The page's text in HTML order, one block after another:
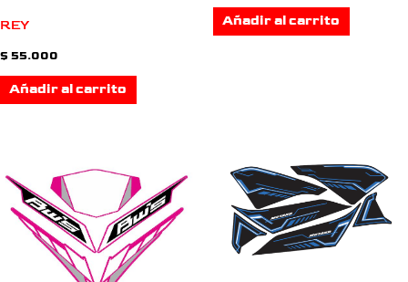
REY
$ 55.000
Añadir al carrito
Añadir al carrito